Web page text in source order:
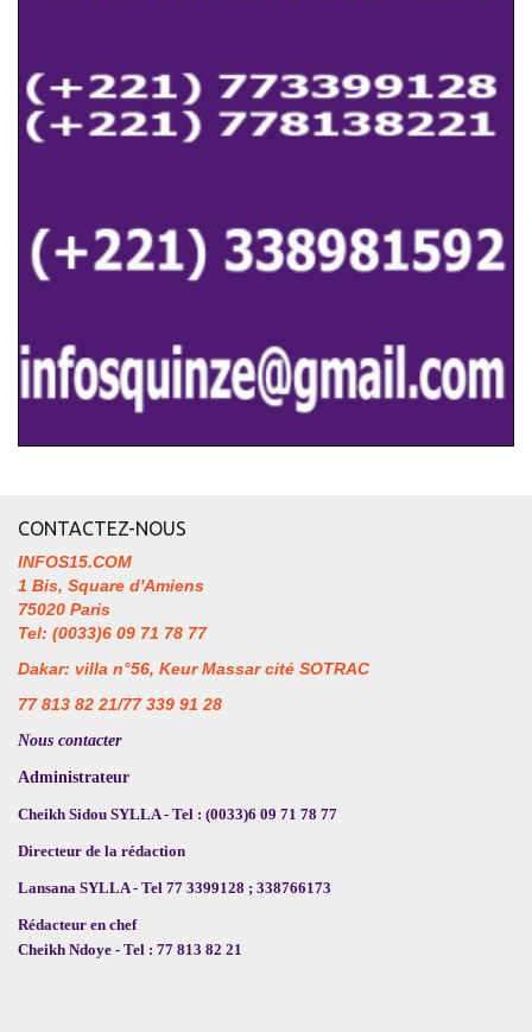
CONTACTEZ-NOUS
INFOS15.COM
1 Bis, Square d'Amiens
75020 Paris
Tel: (0033)6 09 71 78 77
Dakar: villa n°56, Keur Massar cité SOTRAC
77 813 82 21/77 339 91 28
Nous contacter
Administrateur
Cheikh Sidou SYLLA - Tel : (0033)6 09 71 78 77
Directeur de la rédaction
Lansana SYLLA - Tel 77 3399128 ; 338766173
Rédacteur en chef
Cheikh Ndoye - Tel : 77 813 82 21